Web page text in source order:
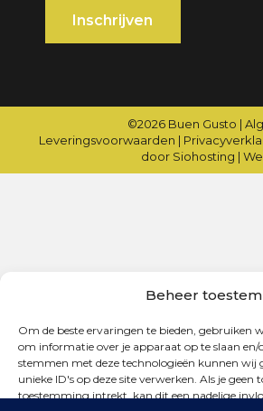
Beheer
Om de beste ervaringen te bieden, gebruiken
om informatie over je apparaat op te slaan en/
stemmen met deze technologieën kunnen wij
unieke ID's op deze site verwerken. Als je
toestemming intrekt, kan dit een nadelige
©2026 Buen Gusto |
Leveringsvoorwaarden |
door Siohosting |